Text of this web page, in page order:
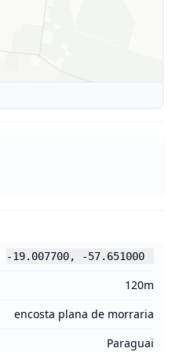
-19.007700, -57.651000
120m
encosta plana de morraria
Paraguai